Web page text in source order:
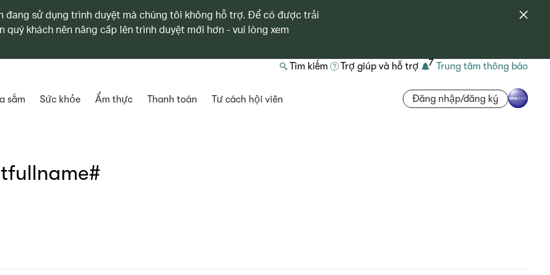
đang sử dụng trình duyệt mà chúng tôi không hỗ trợ. Để có được trải
khách nên nâng cấp lên trình duyệt mới hơn - vui lòng xem
Tìm kiếm Trợ giúp và hỗ trợ 7 Trung tâm thông báo
sắm Sức khỏe Ẩm thực Thanh toán Tư cách hội viên Đăng nhập/đăng ký